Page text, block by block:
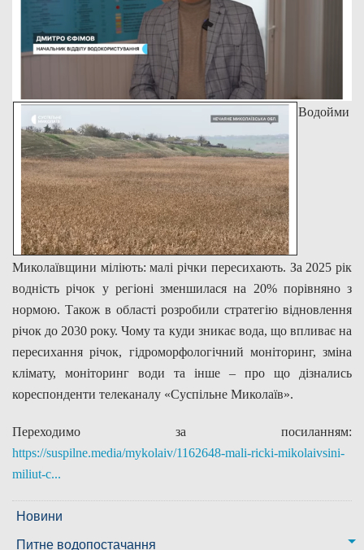
Водойми
Миколаївщини міліють: малі річки пересихають. За 2025 рік
водність річок у регіоні зменшилася на 20% порівняно з
нормою. Також в області розробили стратегію відновлення
річок до 2030 року. Чому та куди зникає вода, що впливає на
пересихання річок, гідроморфологічний моніторинг, зміна
клімату, моніторинг води та інше – про що дізнались
кореспонденти телеканалу «Суспільне Миколаїв».
Переходимо за посиланням:
https://suspilne.media/mykolaiv/1162648-mali-ricki-mikolaivsini-
miliut-c...
Новини
Питне водопостачання